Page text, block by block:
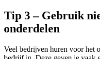
Tip 3 – Gebruik
onderdelen
Veel bedrijven huren voor het